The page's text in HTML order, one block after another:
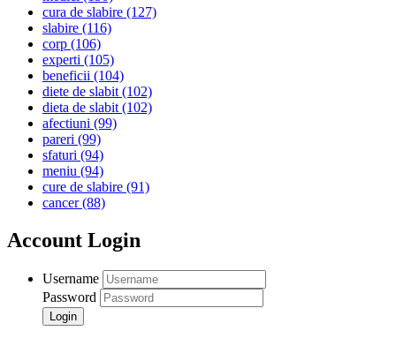
cura de slabire (127)
slabire (116)
corp (106)
experti (105)
beneficii (104)
diete de slabit(102)
dieta de slabit(102)
afectiuni (99)
pareri (99)
sfaturi (94)
meniu (94)
cure de slabire (91)
cancer(88)
Account Login
Username
Password